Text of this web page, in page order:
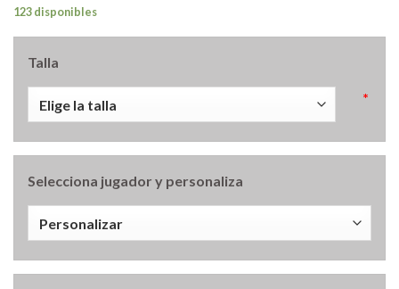
123 disponibles
Talla
*
Selecciona jugador y personaliza